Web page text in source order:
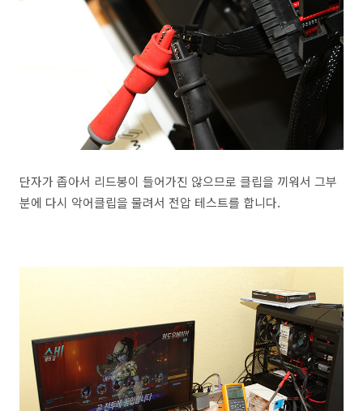
단자가 좁아서 리드봉이 들어가진 않으므로 클립을 끼워서 그부
분에 다시 악어클립을 물려서 전압 테스트를 합니다.